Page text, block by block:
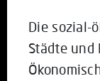
Die sozial-
Städte